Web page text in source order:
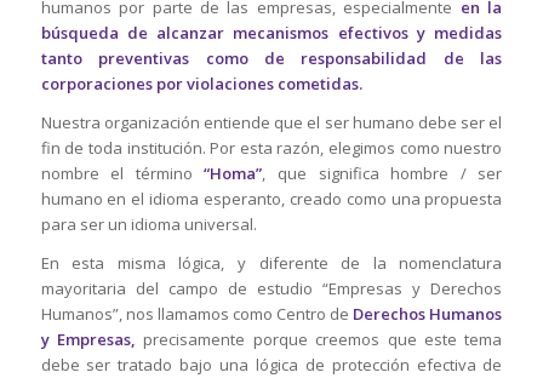
humanos por parte de las empresas, especialmente en la
búsqueda de alcanzar mecanismos efectivos y medidas
tanto preventivas como de responsabilidad de las
corporaciones por violaciones cometidas.
Nuestra organización entiende que el ser humano debe ser el
fin de toda institución. Por esta razón, elegimos como nuestro
nombre el término“Homa”, que significa hombre / ser
humano en el idioma esperanto, creado como una propuesta
para ser un idioma universal.
En esta misma lógica, y diferente de la nomenclatura
mayoritaria del campo de estudio “Empresas y Derechos
Humanos”, nos llamamos como Centro de Derechos Humanos
y Empresas, precisamente porque creemos que este tema
debe ser tratado bajo una lógica de protección efectiva de